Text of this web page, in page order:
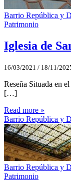
Barrio República y
Patrimonio
Iglesia de
16/03/2021 / 18/11/
Reseña Situada en
[…]
Read more »
Barrio República y
Barrio República y
Patrimonio